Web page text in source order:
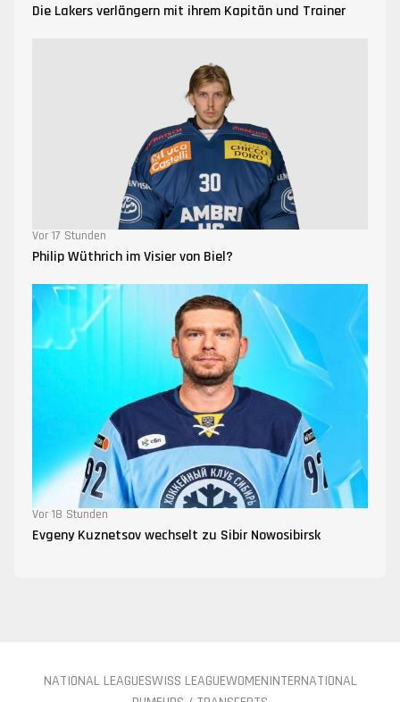
Die Lakers verlängern mit ihrem Kapitän und Trainer
Vor 17 Stunden
Philip Wüthrich im Visier von Biel?
Vor 18 Stunden
Evgeny Kuznetsov wechselt zu Sibir Nowosibirsk
NATIONAL LEAGUESWISS LEAGUEWOMENINTERNATIONAL